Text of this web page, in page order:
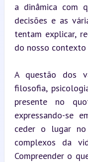
a dinâmica com
decisões e as
tentam explicar,
do nosso
A questão dos
filosofia,
presente no
expressando-se
ceder o lugar no
complexos da
Compreender o